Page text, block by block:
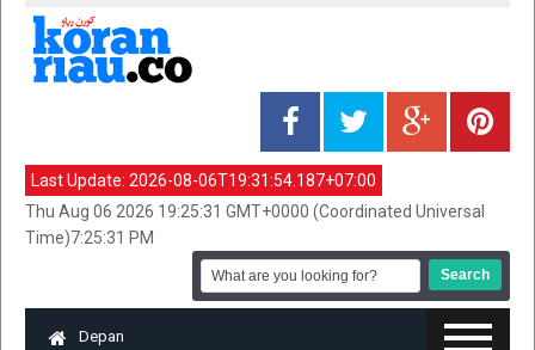
Last Update: 2026-08-06T19:31:54.187+07:00
Thu Aug 06 2026 19:25:31 GMT+0000 (Coordinated Universal
Time)7:25:31 PM
Depan